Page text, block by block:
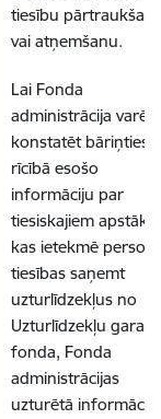
tiesību
vai atņemšanu.
Lai Fonda
administrācija
konstatēt bāriņtiesu
rīcībā esošo
informāciju par
tiesiskajiem
kas ietekmē
tiesības saņemt
uzturlīdzekļus no
Uzturlīdzekļu
fonda, Fonda
administrācijas
uzturētā